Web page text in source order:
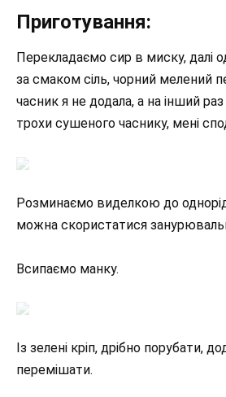
Приготування:
Перекладаємо сир в миску, далі
за смаком сіль, чорний мелений
часник я не додала, а на інший
трохи сушеного часнику, мені
Розминаємо виделкою до
можна скористатися
Всипаємо манку.
Із зелені кріп, дрібно порубати,
перемішати.